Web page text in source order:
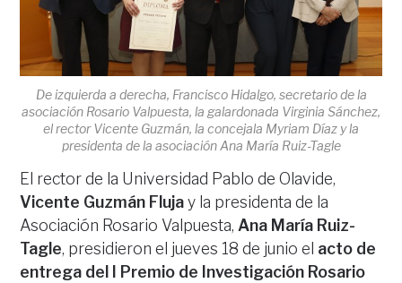
De izquierda a derecha, Francisco Hidalgo, secretario de la
asociación Rosario Valpuesta, la galardonada Virginia Sánchez,
el rector Vicente Guzmán, la concejala Myriam Díaz y la
presidenta de la asociación Ana María Ruiz-Tagle
El rector de la Universidad Pablo de Olavide,
Vicente Guzmán Flujay la presidenta de la
Asociación Rosario Valpuesta, Ana María Ruiz-
Tagle, presidieron el jueves 18 de junio el acto de
entrega del I Premio de Investigación Rosario